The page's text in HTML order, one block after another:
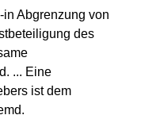
Abgrenzung von
des
... Eine
ist dem